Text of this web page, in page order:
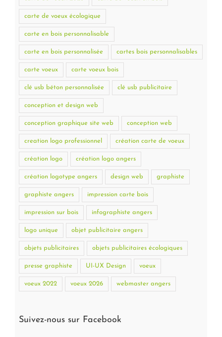
carte de voeux écologique
carte en bois personnalisable
carte en bois personnalisée cartes bois personnalisables
carte voeux carte voeux bois
clé usb béton personnalisée clé usb publicitaire
conception et design web
conception graphique site web conception web
creation logo professionnel création carte de voeux
création logo création logo angers
création logotype angers design web graphiste
graphiste angers impression carte bois
impression sur bois infographiste angers
logo unique objet publicitaire angers
objets publicitaires objets publicitaires écologiques
presse graphiste UI-UX Design voeux
voeux 2022 voeux 2026 webmaster angers
Suivez-nous sur Facebook